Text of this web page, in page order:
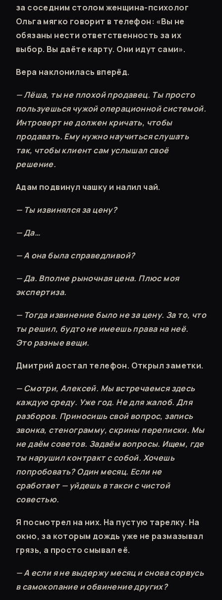
за соседним столом женщина-психолог
Ольга мягко говорит в телефон: «Вы не
обязаны нести ответственность за их
выбор. Вы даёте карту. Они идут сами».
Вера наклонилась вперёд.
— Лёша, ты не плохой продавец. Ты просто
пользуешься чужой операционной системой.
Интроверт не должен кричать, чтобы
продавать. Ему нужно научиться слушать
так, чтобы клиент сам услышал своё
решение.
Адам подвинул чашку и налил чай.
— Ты извинялся за цену?
— Да…
— А она была справедливой?
— Да. Вполне рыночная цена. Плюс моя
экспертиза.
— Тогда извинение было не за цену. За то, что
ты решил, будто не имеешь права на неё.
Это разные вещи.
Дмитрий достал телефон. Открыл заметки.
— Смотри, Алексей. Мы встречаемся здесь
каждую среду. Уже год. Не для жалоб. Для
разборов. Приносишь свой вопрос, запись
звонка, стенограмму, скрины переписки. Мы
не даём советов. Задаём вопросы. Ищем, где
ты нарушил контракт с собой. Хочешь
попробовать? Один месяц. Если не
сработает — уйдешь в такси с чистой
совестью.
Я посмотрел на них. На пустую тарелку. На
окно, за которым дождь уже не размазывал
грязь, а просто смывал её.
— А если я не выдержу месяц и снова сорвусь
в самокопание и обвинение других?